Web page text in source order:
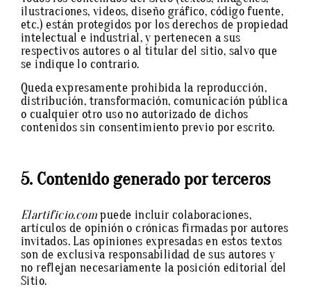
ilustraciones, videos, diseño gráfico, código fuente,
etc.) están protegidos por los derechos de propiedad
intelectual e industrial, y pertenecen a sus
respectivos autores o al titular del sitio, salvo que
se indique lo contrario.
Queda expresamente prohibida la reproducción,
distribución, transformación, comunicación pública
o cualquier otro uso no autorizado de dichos
contenidos sin consentimiento previo por escrito.
5. Contenido generado por terceros
Elartificio.compuede incluir colaboraciones,
artículos de opinión o crónicas firmadas por autores
invitados. Las opiniones expresadas en estos textos
son de exclusiva responsabilidad de sus autores y
no reflejan necesariamente la posición editorial del
Sitio.